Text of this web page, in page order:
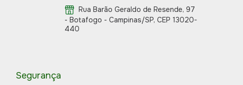
Rua Barão Geraldo de Resende, 97
- Botafogo - Campinas/SP, CEP 13020-
440
Segurança